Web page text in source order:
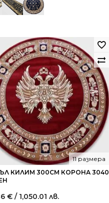
КИЛИМ 300СМ КОРОНА 3040
11 размера
€ / 1,050.01 лв.